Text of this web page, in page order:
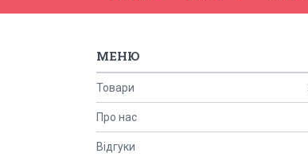
Товари
Про нас
Відгуки